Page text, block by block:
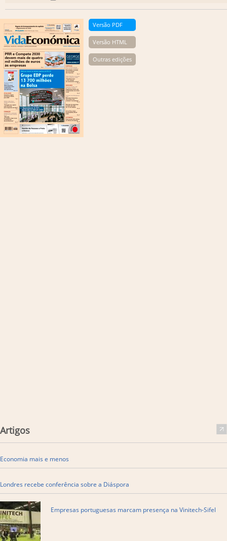
Versão PDF
Versão HTML
Outras edições
Artigos
Economia mais e menos
Londres recebe conferência sobre a Diáspora
Empresas portuguesas marcam presença na Vinitech-Sifel